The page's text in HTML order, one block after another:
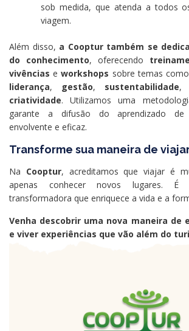
sob medida, que atenda a todos
viagem.
Além disso, a Cooptur também se
do conhecimento, oferecendo
vivências eworkshops sobre temas como
liderança, gestão, sustentabilidade,
criatividade. Utilizamos uma
garante a difusão do aprendizado de
envolvente e eficaz.
Transforme sua maneira de
Na Cooptur, acreditamos que viajar é
apenas conhecer novos lugares. É
transformadora que enriquece a vida e a
Venha descobrir uma nova maneira de
e viver experiências que vão além do